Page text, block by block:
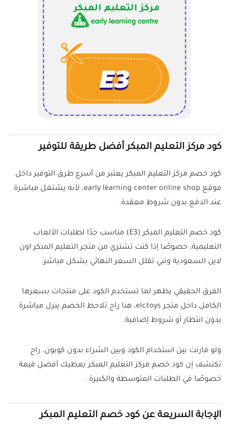
كود مركز التعليم المبكر أفضل طريقة للتوفير
كود خصم مركز التعليم المبكر يعتبر من أسرع طرق التوفير داخل
موقع early learning center online shop، لأنه يشتغل مباشرة
عند الدفع بدون شروط معقدة.
كود خصم التعليم المبكر (E3) مناسب جدًا لطلبات الألعاب
التعليمية، خصوصًا إذا كنت تشتري من متجر التعليم المبكر اون
لاين السعودية وتبي تقلل السعر النهائي بشكل مباشر.
الفرق الحقيقي يظهر لما تستخدم الكود على منتجات بسعرها
الكامل داخل متجر elctoys، هنا راح تلاحظ الخصم ينزل مباشرة
بدون انتظار أو شروط إضافية.
ولو قارنت بين استخدام الكود وبين الشراء بدون كوبون، راح
تكتشف إن كود خصم مركز التعليم المبكر يعطيك أفضل قيمة
خصوصًا في الطلبات المتوسطة والكبيرة.
الإجابة السريعة عن كود خصم التعليم المبكر